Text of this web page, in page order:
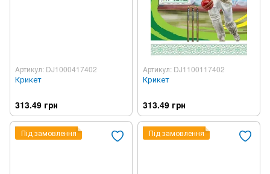
Артикул: DJ1000417402
Крикет
313.49 грн
Артикул: DJ1100117402
Крикет
313.49 грн
Під замовлення Під замовлення